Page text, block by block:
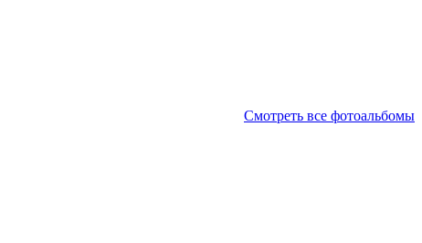
Смотреть все фотоальбомы